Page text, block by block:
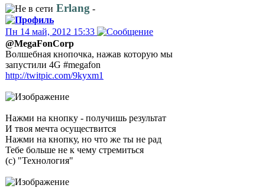
Erlang -
Пн 14 май, 2012 15:33
@MegaFonCorp
Волшебная кнопочка, нажав которую мы
запустили 4G #megafon
http://twitpic.com/9kyxm1
Нажми на кнопку - получишь результат
И твоя мечта осуществится
Нажми на кнопку, но что же ты не рад
Тебе больше не к чему стремиться
(с) "Технология"